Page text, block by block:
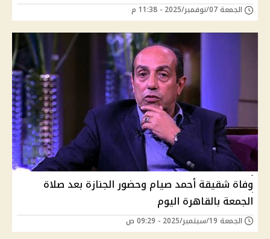
الجمعة 07/نوفمبر/2025 - 11:38 م
وفاة شقيقة أحمد صيام وحضور الجنازة بعد صلاة
الجمعة بالقاهرة اليوم
الجمعة 19/سبتمبر/2025 - 09:29 ص